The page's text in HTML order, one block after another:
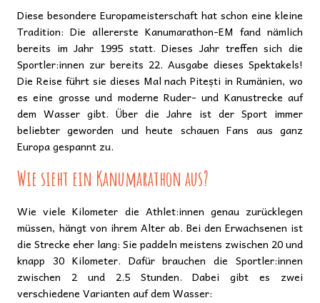
Diese besondere Europameisterschaft hat schon eine kleine
Tradition: Die allererste Kanumarathon-EM fand nämlich
bereits im Jahr 1995 statt. Dieses Jahr treffen sich die
Sportler:innen zur bereits 22. Ausgabe dieses Spektakels!
Die Reise führt sie dieses Mal nach Pitești in Rumänien, wo
es eine grosse und moderne Ruder- und Kanustrecke auf
dem Wasser gibt. Über die Jahre ist der Sport immer
beliebter geworden und heute schauen Fans aus ganz
Europa gespannt zu.
Wie sieht ein Kanumarathon aus?
Wie viele Kilometer die Athlet:innen genau zurücklegen
müssen, hängt von ihrem Alter ab. Bei den Erwachsenen ist
die Strecke eher lang: Sie paddeln meistens zwischen 20 und
knapp 30 Kilometer. Dafür brauchen die Sportler:innen
zwischen 2 und 2.5 Stunden. Dabei gibt es zwei
verschiedene Varianten auf dem Wasser: